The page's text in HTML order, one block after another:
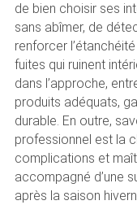
de bien choisir ses
sans abîmer, de
renforcer
fuites qui ruinent
dans l’approche,
produits adéquats,
durable. En outre,
professionnel est la
complications et
accompagné d’une
après la saison